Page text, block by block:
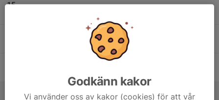
15
Nyb./Forts. Mellanstadiet Fre kl 16
Godkänn kakor
Vi använder oss av kakor (cookies) för att vår